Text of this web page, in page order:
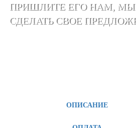
ПРИШЛИТЕ ЕГО НАМ, МЫ
СДЕЛАТЬ СВОЕ
ОПИСАНИЕ